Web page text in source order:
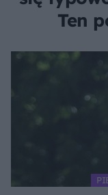
Ten